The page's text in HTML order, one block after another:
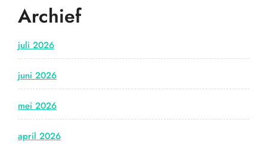
Archief
juli 2026
juni 2026
mei 2026
april 2026